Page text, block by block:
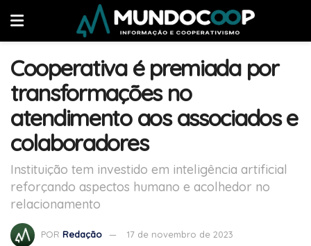
Cooperativa é premiada por
transformações no
atendimento aos associados e
colaboradores
Instituição tem investido em inteligência artificial
reforçando aspectos humano e acolhedor no
relacionamento
POR Redação 17 de novembro de 2023